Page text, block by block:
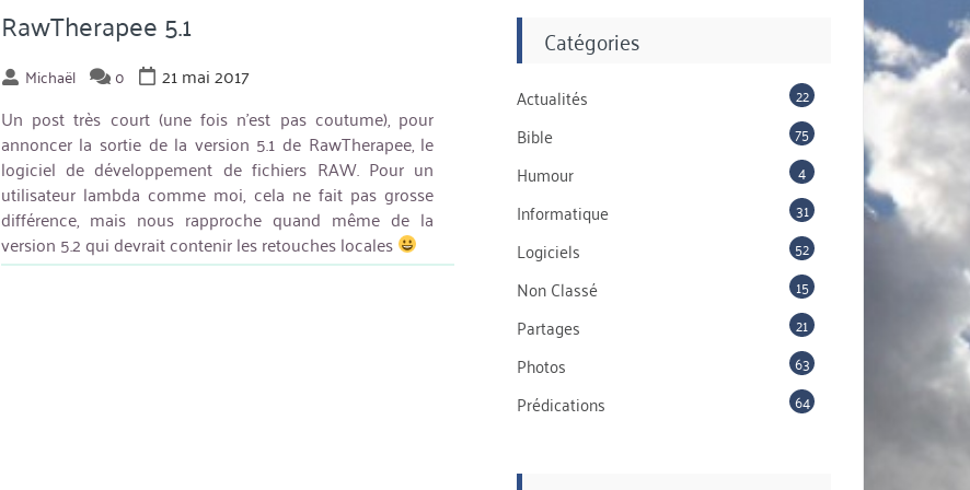
RawTherapee 5.1
Michaël 0
21 mai 2017
Un post très court (une fois n’est pas coutume), pour
annoncer la sortie de la version 5.1 de RawTherapee, le
logiciel de développement de fichiers RAW. Pour un
utilisateur lambda comme moi, cela ne fait pas grosse
différence, mais nous rapproche quand même de la
version 5.2 qui devrait contenir les retouches locales
Catégories
Actualités 22
Bible 75
Humour 4
Informatique 31
Logiciels 52
Non Classé 15
Partages 21
Photos 63
Prédications 64